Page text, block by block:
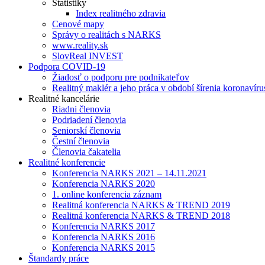
Štatistiky
Index realitného zdravia
Cenové mapy
Správy o realitách s NARKS
www.reality.sk
SlovReal INVEST
Podpora COVID-19
Žiadosť o podporu pre podnikateľov
Realitný maklér a jeho práca v období šírenia
Realitné kancelárie
Riadni členovia
Podriadení členovia
Seniorskí členovia
Čestní členovia
Členovia čakatelia
Realitné konferencie
Konferencia NARKS 2021 – 14.11.2021
Konferencia NARKS 2020
1. online konferencia záznam
Realitná konferencia NARKS & TREND 2019
Realitná konferencia NARKS & TREND 2018
Konferencia NARKS 2017
Konferencia NARKS 2016
Konferencia NARKS 2015
Štandardy práce